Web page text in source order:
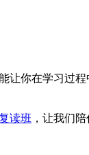
你在学习过程
读班 ，让我们